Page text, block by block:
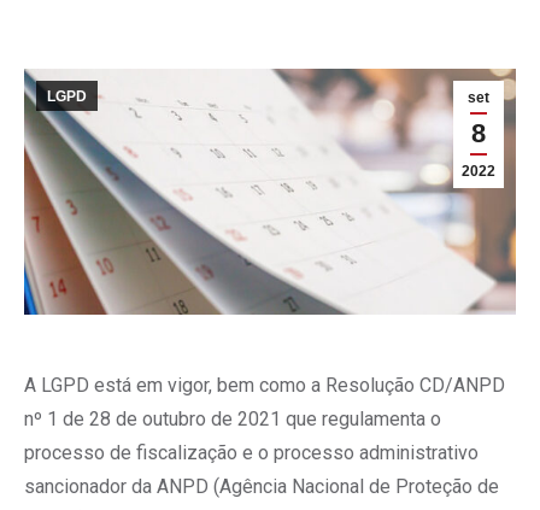
set
8
2022
LGPD
A LGPD está em vigor, bem como a Resolução CD/ANPD
nº 1 de 28 de outubro de 2021 que regulamenta o
processo de fiscalização e o processo administrativo
sancionador da ANPD (Agência Nacional de Proteção de